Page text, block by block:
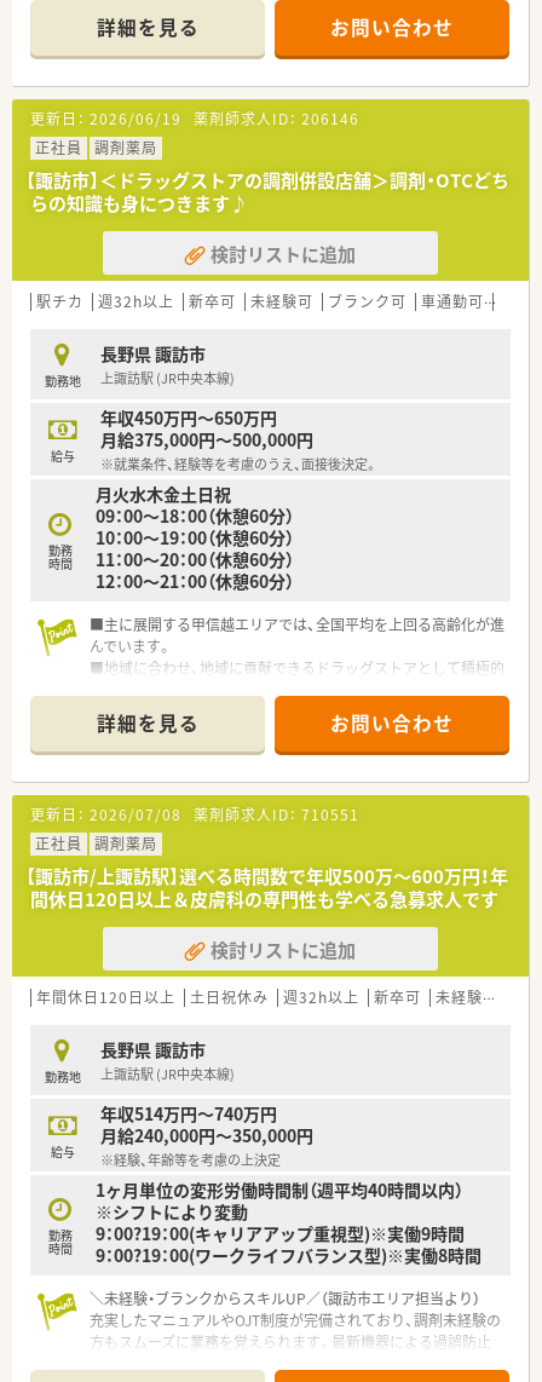
株会
◎団体薬剤師賠償責任保険
◎転勤時借上住宅（個人負担なし、特別勤務手当て最大3万円支
給あり）
◎研修認定薬剤師並びに実務実習指導薬剤師認定資格取得補助、
他
◎労働組合あり！
＼こんな方におすすめです／
◎甲信越エリアで働きたい方
◎Uターン就職を希望する方
◎甲信越エリアで地域貢献をしていきたいとお考えの方！
予防まで幅広い分野で薬剤師の職能を活かして頂けます。
■常時複数薬剤師の体制で、安心です。
詳細を見る お問い合わせ
更新日： 2026/06/19 薬剤師求人ID： 206146
正社員
調剤薬局
【諏訪市】＜ドラッグストアの調剤併設店舗＞調剤・OTCどち
らの知識も身につきます♪
検討リストに追加
駅チカ 週32h以上 新卒可 未経験可 ブランク可 車通勤可
勤務地
長野県 諏訪市
上諏訪駅 (JR中央本線)
給与
年収450万円～650万円
月給375,000円～500,000円
※就業条件、経験等を考慮のうえ、面接後決定。
勤務
時間
月火水木金土日祝
09：00～18：00（休憩60分）
10：00～19：00（休憩60分）
11：00～20：00（休憩60分）
12：00～21：00（休憩60分）
■主に展開する甲信越エリアでは、全国平均を上回る高齢化が進
んでいます。
■地域に合わせ、地域に貢献できるドラッグストアとして積極的
■甲信越エリアで地域貢献をしていきたいとお考えの方に適し
た職場です！
詳細を見る お問い合わせ
更新日： 2026/07/08 薬剤師求人ID： 710551
正社員
調剤薬局
【諏訪市/上諏訪駅】選べる時間数で年収500万〜600万円！年
間休日120日以上＆皮膚科の専門性も学べる急募求人です
検討リストに追加
年間休日120日以上 土日祝休み 週32h以上 新卒可 未経験可
勤務地
長野県 諏訪市
上諏訪駅 (JR中央本線)
給与
年収514万円～740万円
月給240,000円～350,000円
※経験、年齢等を考慮の上決定
勤務
時間
1ヶ月単位の変形労働時間制（週平均40時間以内）
※シフトにより変動
9：00?19：00(キャリアアップ重視型)※実働9時間
9：00?19：00(ワークライフバランス型)※実働8時間
＼未経験・ブランクからスキルUP／（諏訪市エリア担当より）
充実したマニュアルやOJT制度が完備されており、調剤未経験の
方もスムーズに業務を覚えられます。最新機器による過誤防止